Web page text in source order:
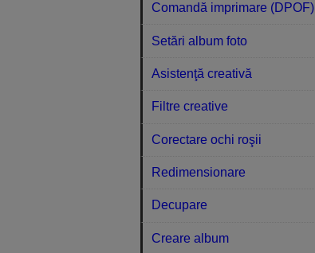
Comandă imprimare (DPOF)
Setări album foto
Asistenţă creativă
Filtre creative
Corectare ochi roşii
Redimensionare
Decupare
Creare album